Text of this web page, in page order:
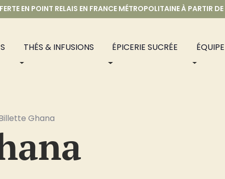
EN POINT RELAIS EN FRANCE MÉTROPOLITAINE À PARTIR
THÉS & INFUSIONS ÉPICERIE SUCRÉE
Ghana